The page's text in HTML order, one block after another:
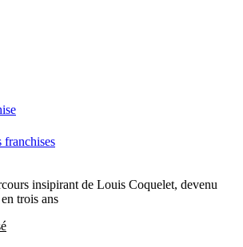
franchises
insipirant de Louis Coquelet, devenu
trois ans